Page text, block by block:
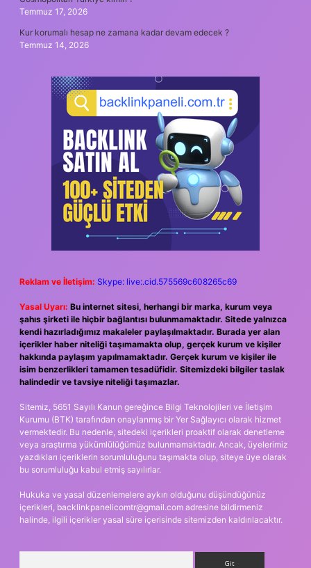
Temmuz 17, 2026
Kur korumalı hesap ne zamana kadar devam edecek ?
Temmuz 14, 2026
Reklam ve İletişim: Skype: live:.cid.575569c608265c69
Yasal Uyarı: Bu internet sitesi, herhangi bir marka, kurum veya
şahıs şirketi ile hiçbir bağlantısı bulunmamaktadır. Sitede yalnızca
kendi hazırladığımız makaleler paylaşılmaktadır. Burada yer alan
içerikler haber niteliği taşımamakta olup, gerçek kurum ve kişiler
hakkında paylaşım yapılmamaktadır. Gerçek kurum ve kişiler ile
isim benzerlikleri tamamen tesadüfidir. Sitemizdeki bilgiler taslak
halindedir ve tavsiye niteliği taşımazlar.
Sitemiz, 5651 Sayılı Kanun gereğince Bilgi Teknolojileri ve İletişim
Kurumu (BTK) tarafından onaylanmış bir Yer Sağlayıcı olarak hizmet
vermektedir. Bu nedenle, sitedeki içerikleri proaktif olarak denetleme
veya araştırma yükümlülüğümüz bulunmamaktadır. Ancak, üyelerimiz
yazdıkları içeriklerin sorumluluğunu taşımakta olup, siteye üye olarak
bu sorumluluğu kabul etmiş sayılırlar.
Hukuka ve yasal düzenlemelere aykırı olduğunu düşündüğünüz
içerikleri, backlinkpanelicomtr@gmail.com adresine bildirmeniz
halinde, ilgili içerikler yasal süre içerisinde sitemizden kaldırılacaktır.